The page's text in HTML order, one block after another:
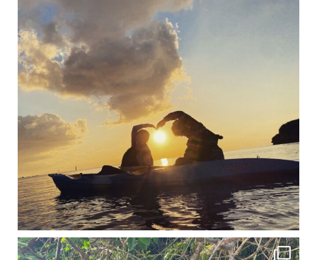
12月に入り、沖縄も流石に半袖では過ごせなくなってきました
ですが、日中はまだ20℃